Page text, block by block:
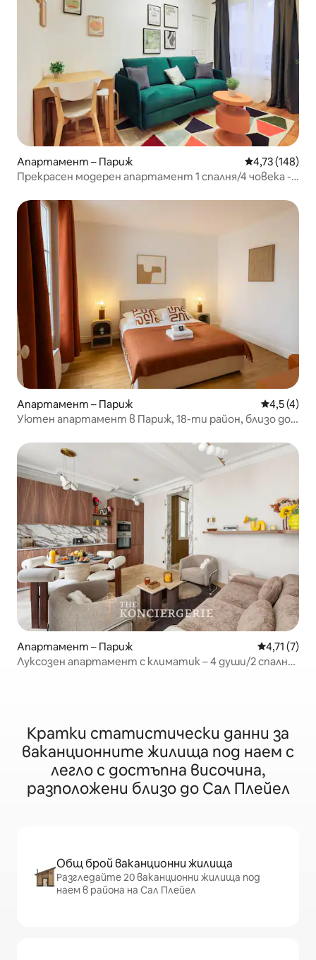
Апартамент – Париж Средна
4,73 (148)
Прекрасен модерен апартамент 1 спалня/4 човека -
Апартамент – Париж Средна
4,5 (4)
Уютен апартамент в Париж, 18-ти район, близо до
Апартамент – Париж Средна
4,71 (7)
Луксозен апартамент с климатик – 4 души/2 спални
Кратки статистически данни за
ваканционните жилища под наем с
легло с достъпна височина,
разположени близо до Сал Плейел
Общ брой ваканционни жилища
Разгледайте 20 ваканционни жилища под
наем в района на Сал Плейел